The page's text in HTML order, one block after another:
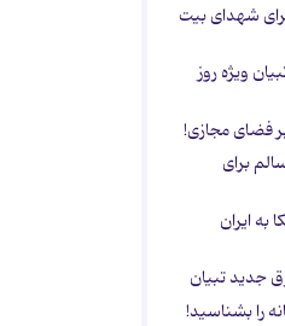
شهدای بیت
ویژه روز
فضای مجازی!
برای
به ایران
جدید تبیان
را بشناسید!